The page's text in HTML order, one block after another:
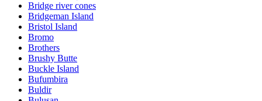
Bridge river cones
Bridgeman Island
Bristol Island
Bromo
Brothers
Brushy Butte
Buckle Island
Bufumbira
Buldir